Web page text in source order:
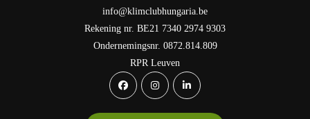
info@klimclubhungaria.be
Rekening nr. BE21 7340 2974 9303
Ondernemingsnr. 0872.814.809
RPR Leuven
Opens
in
a
Opens
in
a
Opens
a